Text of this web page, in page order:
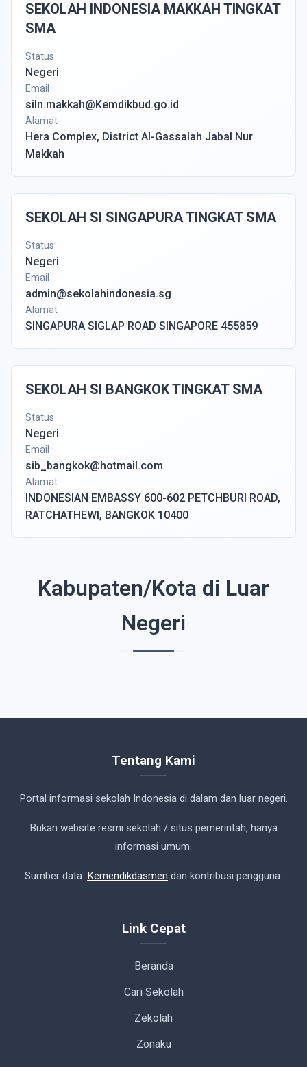
SEKOLAH INDONESIA MAKKAH TINGKAT
SMA
Status
Negeri
Email
siln.makkah@Kemdikbud.go.id
Alamat
Hera Complex, District Al-Gassalah Jabal Nur
Makkah
SEKOLAH SI SINGAPURA TINGKAT SMA
Status
Negeri
Email
admin@sekolahindonesia.sg
Alamat
SINGAPURA SIGLAP ROAD SINGAPORE 455859
SEKOLAH SI BANGKOK TINGKAT SMA
Status
Negeri
Email
sib_bangkok@hotmail.com
Alamat
INDONESIAN EMBASSY 600-602 PETCHBURI ROAD,
RATCHATHEWI, BANGKOK 10400
Kabupaten/Kota di Luar
Negeri
Tentang Kami
Portal informasi sekolah Indonesia di dalam dan luar negeri.
Bukan website resmi sekolah / situs pemerintah, hanya
informasi umum.
Sumber data: Kemendikdasmen dan kontribusi pengguna.
Link Cepat
Beranda
Cari Sekolah
Zekolah
Zonaku